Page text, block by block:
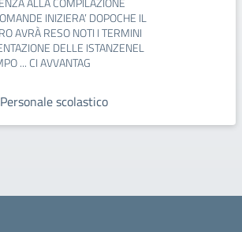
INIZIERA’ DOPOCHE IL
AVRÀ RESO NOTI I TERMINI
DELLE ISTANZENEL
... CI AVVANTAG
Personale scolastico